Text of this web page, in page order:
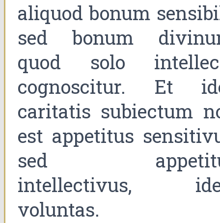
aliquod bonum
sed bonum
quod solo
cognoscitur. Et
caritatis subiectum
est appetitus
sed
intellectivus,
voluntas.